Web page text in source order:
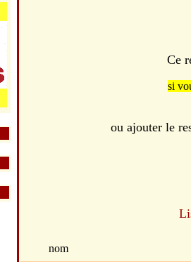
Ce
si
ou ajouter le
nom